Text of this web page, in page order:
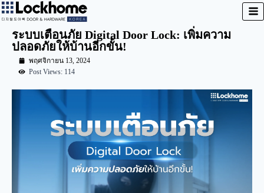
ระบบเตือนภัย Digital Door Lock: เพิ่มความ
ปลอดภัยให้บ้านอีกขั้น!
พฤศจิกายน 13, 2024
Post Views: 114